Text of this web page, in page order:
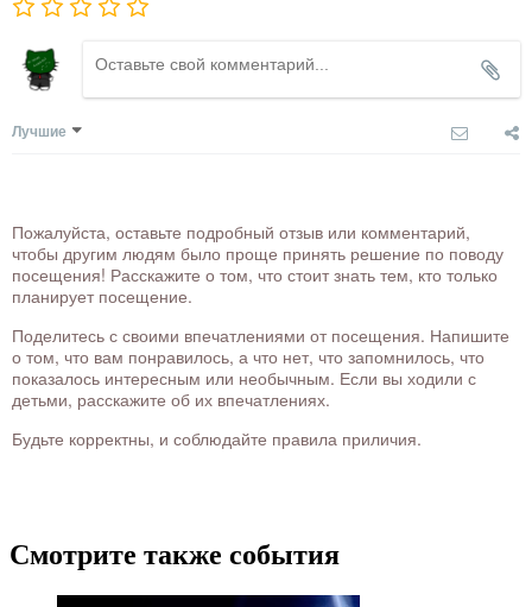
Лучшие
Пожалуйста, оставьте подробный отзыв или комментарий,
чтобы другим людям было проще принять решение по поводу
посещения! Расскажите о том, что стоит знать тем, кто только
планирует посещение.
Поделитесь с своими впечатлениями от посещения. Напишите
о том, что вам понравилось, а что нет, что запомнилось, что
показалось интересным или необычным. Если вы ходили с
детьми, расскажите об их впечатлениях.
Будьте корректны, и соблюдайте правила приличия.
Смотрите также события